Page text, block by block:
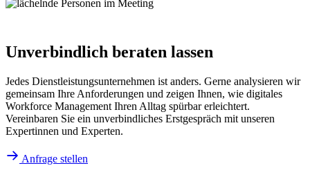
Unverbindlich beraten lassen
Jedes Dienstleistungsunternehmen ist anders. Gerne analysieren wir
gemeinsam Ihre Anforderungen und zeigen Ihnen, wie digitales
Workforce Management Ihren Alltag spürbar erleichtert.
Vereinbaren Sie ein unverbindliches Erstgespräch mit unseren
Expertinnen und Experten.
Anfrage stellen